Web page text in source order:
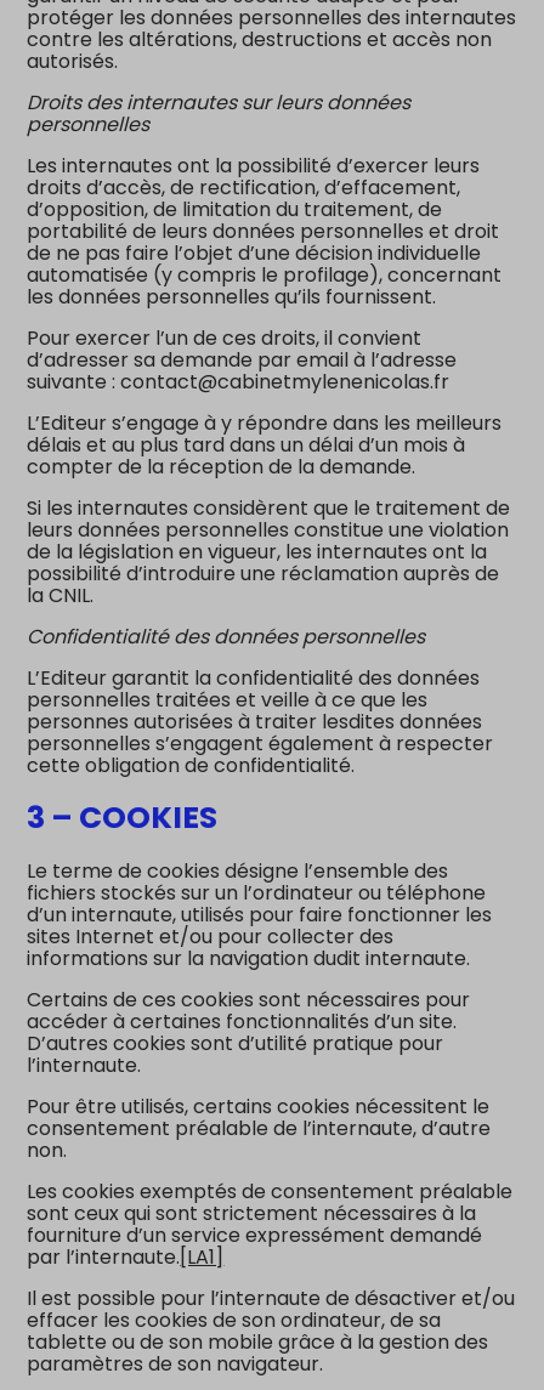
protéger les données personnelles des internautes
contre les altérations, destructions et accès non
autorisés.
Droits des internautes sur leurs données
personnelles
Les internautes ont la possibilité d’exercer leurs
droits d’accès, de rectification, d’effacement,
d’opposition, de limitation du traitement, de
portabilité de leurs données personnelles et droit
de ne pas faire l’objet d’une décision individuelle
automatisée (y compris le profilage), concernant
les données personnelles qu’ils fournissent.
Pour exercer l’un de ces droits, il convient
d’adresser sa demande par email à l’adresse
suivante : contact@cabinetmylenenicolas.fr
L’Editeur s’engage à y répondre dans les meilleurs
délais et au plus tard dans un délai d’un mois à
compter de la réception de la demande.
Si les internautes considèrent que le traitement de
leurs données personnelles constitue une violation
de la législation en vigueur, les internautes ont la
possibilité d’introduire une réclamation auprès de
la CNIL.
Confidentialité des données personnelles
L’Editeur garantit la confidentialité des données
personnelles traitées et veille à ce que les
personnes autorisées à traiter lesdites données
personnelles s’engagent également à respecter
cette obligation de confidentialité.
3 – COOKIES
Le terme de cookies désigne l’ensemble des
fichiers stockés sur un l’ordinateur ou téléphone
d’un internaute, utilisés pour faire fonctionner les
sites Internet et/ou pour collecter des
informations sur la navigation dudit internaute.
Certains de ces cookies sont nécessaires pour
accéder à certaines fonctionnalités d’un site.
D’autres cookies sont d’utilité pratique pour
l’internaute.
Pour être utilisés, certains cookies nécessitent le
consentement préalable de l’internaute, d’autre
non.
Les cookies exemptés de consentement préalable
sont ceux qui sont strictement nécessaires à la
fourniture d’un service expressément demandé
par l’internaute.[LA1]
Il est possible pour l’internaute de désactiver et/ou
effacer les cookies de son ordinateur, de sa
tablette ou de son mobile grâce à la gestion des
paramètres de son navigateur.